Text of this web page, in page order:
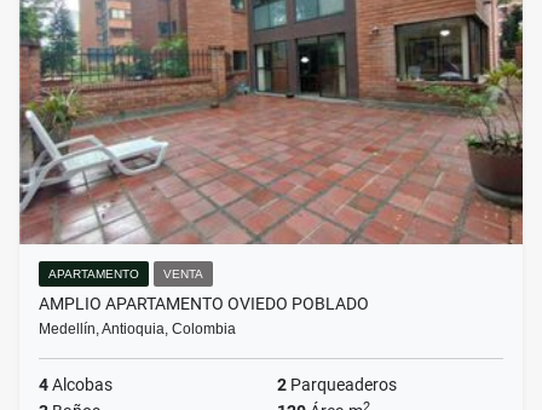
APARTAMENTO VENTA
AMPLIO APARTAMENTO OVIEDO POBLADO
Medellín, Antioquia, Colombia
4Alcobas 2 Parqueaderos